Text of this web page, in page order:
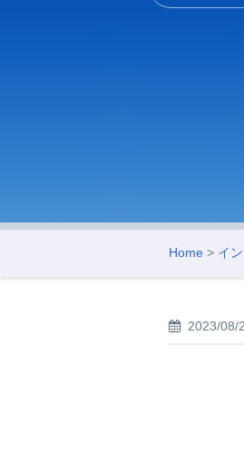
Home > イ
2023/08/